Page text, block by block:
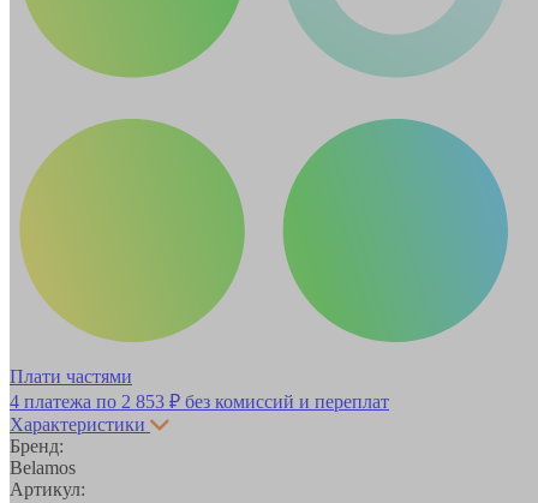
Плати частями
4 платежа по 2 853 ₽ без комиссий и переплат
Характеристики
Бренд:
Belamos
Артикул: